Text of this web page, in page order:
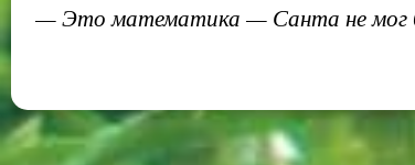
— Это математика — Санта не мог